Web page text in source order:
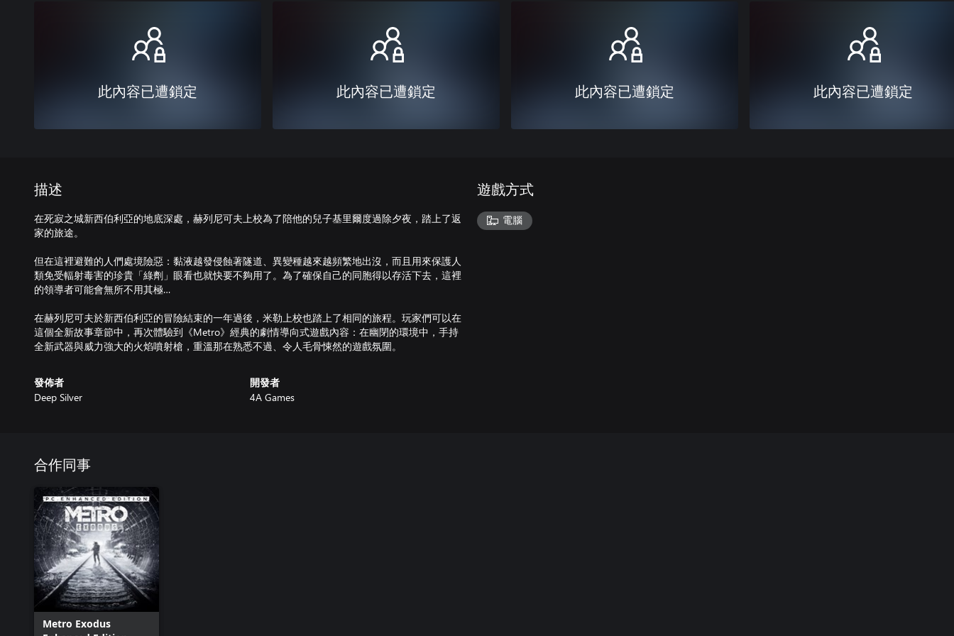
此內容已遭鎖定 此內容已遭鎖定 此內容已遭鎖定 此內容已遭鎖定
描述
在死寂之城新西伯利亞的地底深處，赫列尼可夫上校為了陪他的兒子基里爾度過除夕夜，踏上了返
家的旅途。
但在這裡避難的人們處境險惡：黏液越發侵蝕著隧道、異變種越來越頻繁地出沒，而且用來保護人
類免受輻射毒害的珍貴「綠劑」眼看也就快要不夠用了。為了確保自己的同胞得以存活下去，這裡
的領導者可能會無所不用其極…
在赫列尼可夫於新西伯利亞的冒險結束的一年過後，米勒上校也踏上了相同的旅程。玩家們可以在
這個全新故事章節中，再次體驗到《Metro》經典的劇情導向式遊戲內容：在幽閉的環境中，手持
發佈者
Deep Silver
開發者
4A Games
遊戲方式
電腦
合作同事
Metro Exodus